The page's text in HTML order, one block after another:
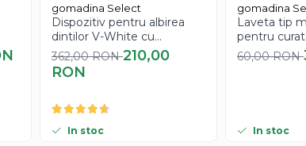
gomadina Select
Dispozitiv pentru albirea
dintilor V-White cu
inteligenta artificiala
362,00 RON210,00
RON
In stoc
gomadina
Laveta tip
pentru
calitate
60,00 RON
In stoc